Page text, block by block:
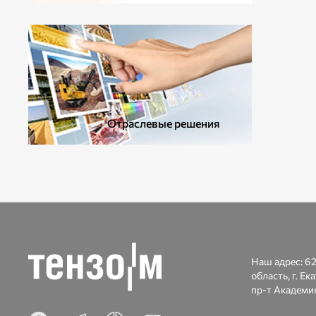
Отраслевые решения
Наш адрес:
область, г.
пр-т